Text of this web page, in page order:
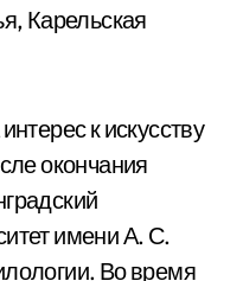
Карельская
к искусству
окончания
имени А. С.
Во время